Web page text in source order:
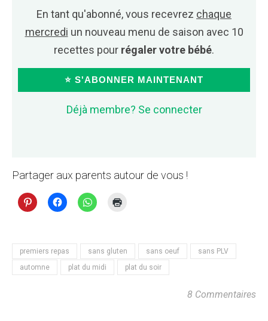
En tant qu'abonné, vous recevrez chaque
mercredi un nouveau menu de saison avec 10
recettes pour régaler votre bébé.
⭐ S'ABONNER MAINTENANT
Déjà membre? Se connecter
Partager aux parents autour de vous !
premiers repas sans gluten sans oeuf
sans PLV
automne
plat du midi plat du soir
8 Commentaires